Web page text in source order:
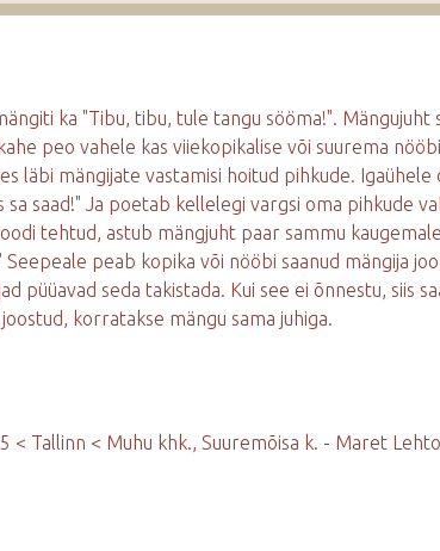
ka "Tibu, tibu, tule tangu sööma!". Mängujuht
peo vahele kas viiekopikalise või suurema
läbi mängijate vastamisi hoitud pihkude.
sa saad!" Ja poetab kellelegi vargsi oma pihkude
tehtud, astub mängjuht paar sammu
Seepeale peab kopika või nööbi saanud mängija
püüavad seda takistada. Kui see ei õnnestu, siis
korratakse mängu sama juhiga.
< Tallinn < Muhu khk., Suuremõisa k. - Maret